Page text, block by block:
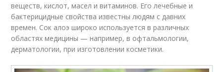
веществ, кислот, масел и витаминов. Его лечебные и
бактерицидные свойства известны людям с давних
времен. Сок алоэ широко используется в различных
областях медицины — например, в офтальмологии,
дерматологии, при изготовлении косметики.